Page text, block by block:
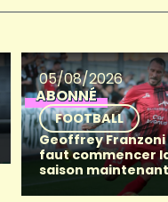
05/08/2026
ABONNÉ
FOOTBALL
Geoffrey Franzoni
faut commencer
saison